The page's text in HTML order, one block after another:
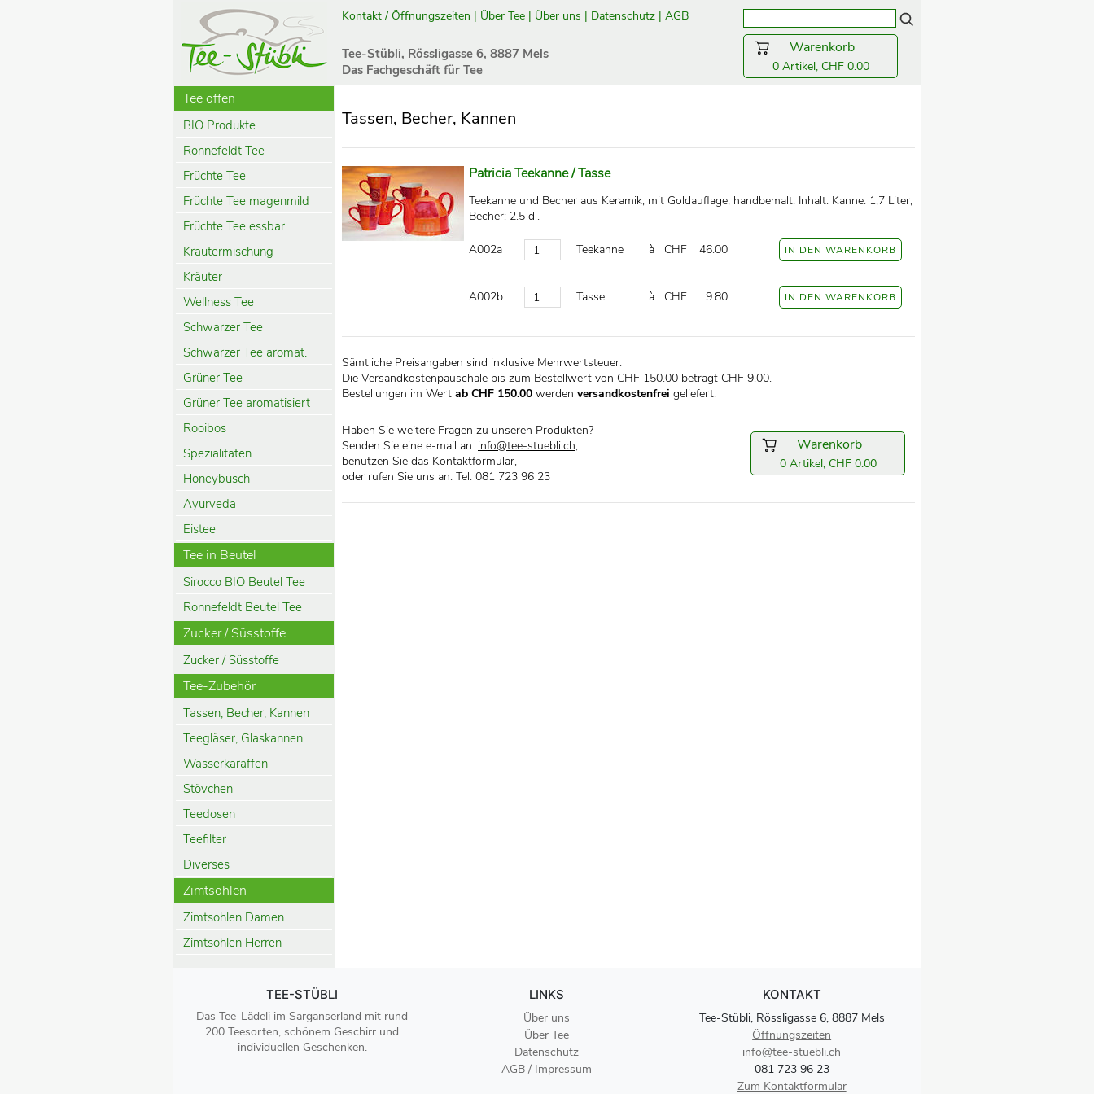
Kontakt / Öffnungszeiten | Über Tee | Über uns | Datenschutz | AGB
Tee-Stübli, Rössligasse 6, 8887 Mels
Das Fachgeschäft für Tee
Warenkorb
0 Artikel, CHF 0.00
Tee offen
BIO Produkte
Ronnefeldt Tee
Früchte Tee
Früchte Tee magenmild
Früchte Tee essbar
Kräutermischung
Kräuter
Wellness Tee
Schwarzer Tee
Schwarzer Tee aromat.
Grüner Tee
Grüner Tee aromatisiert
Rooibos
Spezialitäten
Honeybusch
Ayurveda
Eistee
Tee in Beutel
Sirocco BIO Beutel Tee
Ronnefeldt Beutel Tee
Zucker / Süsstoffe
Zucker / Süsstoffe
Tee-Zubehör
Tassen, Becher, Kannen
Teegläser, Glaskannen
Wasserkaraffen
Stövchen
Teedosen
Teefilter
Diverses
Zimtsohlen
Zimtsohlen Damen
Zimtsohlen Herren
Tassen, Becher, Kannen
Patricia Teekanne / Tasse
Teekanne und Becher aus Keramik, mit Goldauflage, handbemalt. Inhalt: Kanne: 1,7 Liter,
Becher: 2.5 dl.
A002a Teekanne à CHF 46.00
A002b Tasse à CHF 9.80
Sämtliche Preisangaben sind inklusive Mehrwertsteuer.
Die Versandkostenpauschale bis zum Bestellwert von CHF 150.00 beträgt CHF 9.00.
Bestellungen im Wert ab CHF 150.00 werden versandkostenfrei geliefert.
Haben Sie weitere Fragen zu unseren Produkten?
Senden Sie eine e-mail an: info@tee-stuebli.ch,
benutzen Sie das Kontaktformular,
oder rufen Sie uns an: Tel. 081 723 96 23
Warenkorb
0 Artikel, CHF 0.00
TEE-STÜBLI
Das Tee-Lädeli im Sarganserland mit rund
200 Teesorten, schönem Geschirr und
individuellen Geschenken.
LINKS
Über uns
Über Tee
Datenschutz
AGB / Impressum
KONTAKT
Tee-Stübli, Rössligasse 6, 8887 Mels
Öffnungszeiten
info@tee-stuebli.ch
081 723 96 23
Zum Kontaktformular